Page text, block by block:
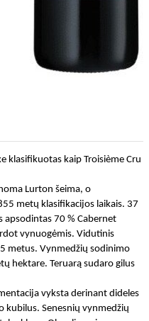
klasifikuotas kaip Troisième Cru
Lurton šeima, o
metų klasifikacijos laikais. 37
apsodintas 70 % Cabernet
vynuogėmis. Vidutinis
metus. Vynmedžių sodinimo
hektare. Teruarą sudaro gilus
vyksta derinant dideles
kubilus. Senesnių vynmedžių